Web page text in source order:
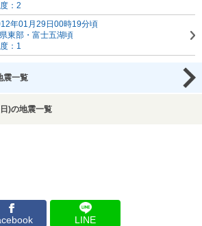
：2
年01月29日00時19分頃
東部・富士五湖頃
：1
震一覧
)の地震一覧
LINE